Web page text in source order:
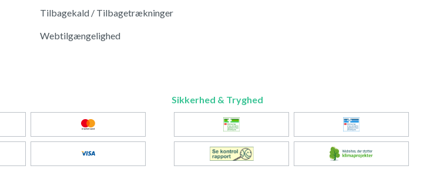
Tilbagekald / Tilbagetrækninger
Webtilgængelighed
Sikkerhed & Tryghed